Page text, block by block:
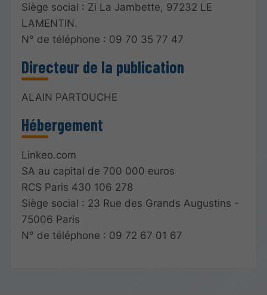
Siège social : Zi La Jambette, 97232 LE
LAMENTIN.
N° de téléphone : 09 70 35 77 47
Directeur de la publication
ALAIN PARTOUCHE
Hébergement
Linkeo.com
SA au capital de 700 000 euros
RCS Paris 430 106 278
Siège social : 23 Rue des Grands Augustins -
75006 Paris
N° de téléphone : 09 72 67 01 67